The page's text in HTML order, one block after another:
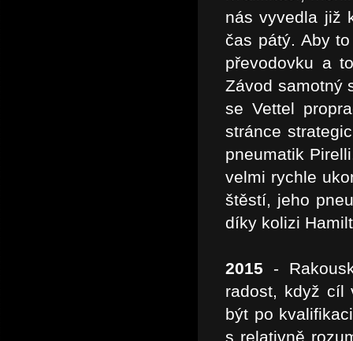
nás vyvedla již
čas pátý. Aby
převodovku a
Závod samotný
se Vettel
stránce
pneumatik
velmi rychle
štěstí, jeho
díky kolizi
2015 -
radost, když cíl
být po
s relativně